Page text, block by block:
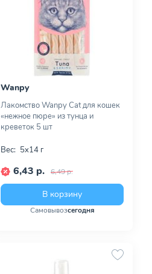
Wanpy
Лакомство Wanpy Cat для кошек
«нежное пюре» из тунца и
креветок 5 шт
Вес: 5х14 г
6,43 р. 6,49 р.
В корзину
Самовывозсегодня